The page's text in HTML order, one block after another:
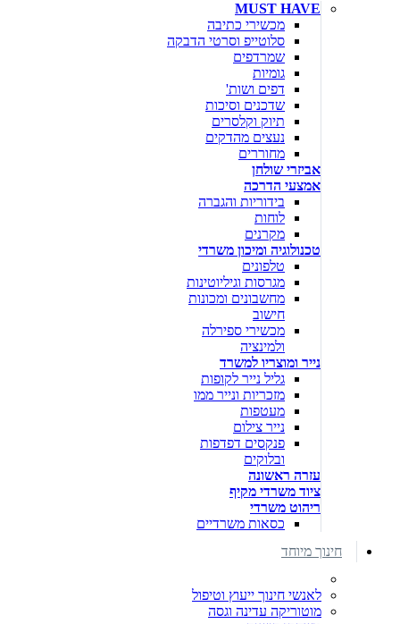
MUST HAVE
מכשירי כתיבה
סלוטייפ וסרטי הדבקה
שמרדפים
גומיות
דפים ושות'
שדכנים וסיכות
תיוק וקלסרים
נעצים מהדקים
מחוררים
אביזרי שולחן
אמצעי הדרכה
בידוריות והגברה
לוחות
מקרנים
טכנולוגיה ומיכון משרדי
טלפונים
מגרסות וגיליוטינות
מחשבונים ומכונות
חישוב
מכשירי ספירלה
ולמינציה
נייר ומוצריו למשרד
גליל נייר לקופות
מזכריות ונייר ממו
מעטפות
נייר צילום
פנקסים דפדפות
ובלוקים
עזרה ראשונה
ציוד משרדי מקיף
ריהוט משרדי
כסאות משרדיים
חינוך מיוחד
לאנשי חינוך ייעוץ וטיפול
מוטוריקה עדינה וגסה